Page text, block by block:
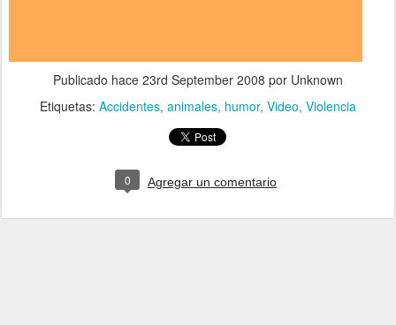
Publicado hace 23rd September 2008 por Unknown
Etiquetas: Accidentes animales humor Video Violencia
0 Agregar un comentario